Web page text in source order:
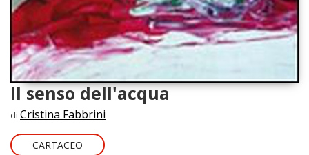
Il senso dell'acqua
di Cristina Fabbrini
CARTACEO